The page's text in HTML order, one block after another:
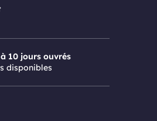
10 jours ouvrés
disponibles